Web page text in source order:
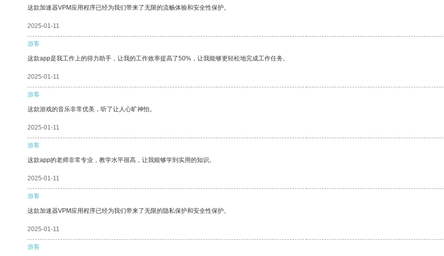
这款加速器VPM应用程序已经为我们带来了无限的流畅体验和安全性保护。
2025-01-11
游客
这款app是我工作上的得力助手，让我的工作效率提高了50%，让我能够更轻松地完成工作任务。
2025-01-11
游客
这款游戏的音乐非常优美，听了让人心旷神怡。
2025-01-11
游客
这款app的老师非常专业，教学水平很高，让我能够学到实用的知识。
2025-01-11
游客
这款加速器VPM应用程序已经为我们带来了无限的隐私保护和安全性保护。
2025-01-11
游客